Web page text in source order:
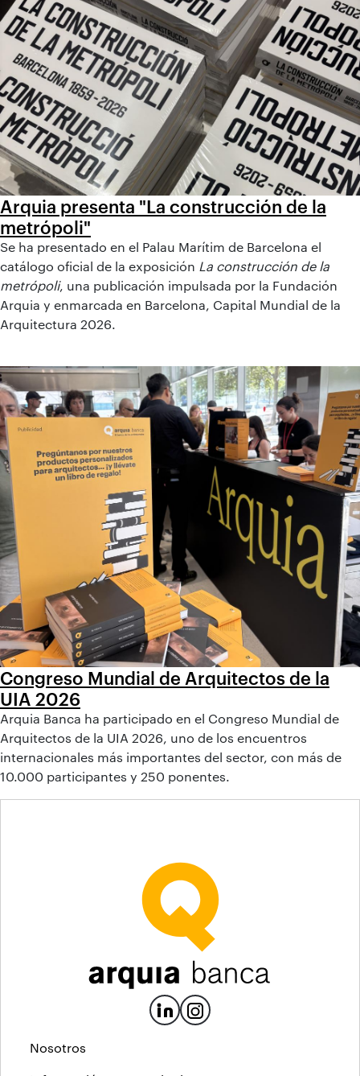
Arquia presenta "La construcción de la
metrópoli"
Se ha presentado en el Palau Marítim de Barcelona el
catálogo oficial de la exposición La construcción de la
metrópoli, una publicación impulsada por la Fundación
Arquia y enmarcada en Barcelona, Capital Mundial de la
Arquitectura 2026.
Congreso Mundial de Arquitectos de la
UIA 2026
Arquia Banca ha participado en el Congreso Mundial de
Arquitectos de la UIA 2026, uno de los encuentros
internacionales más importantes del sector, con más de
10.000 participantes y 250 ponentes.
Nosotros